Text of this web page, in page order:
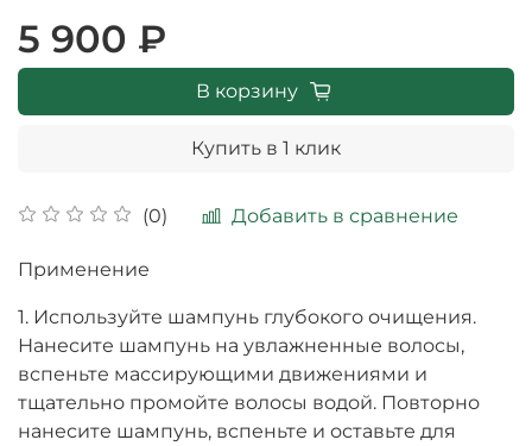
(0) Добавить в сравнение
5 900 ₽
В корзину
Купить в 1 клик
Применение
1. Используйте шампунь глубокого очищения.
Нанесите шампунь на увлажненные волосы,
вспеньте массирующими движениями и
тщательно промойте волосы водой. Повторно
нанесите шампунь, вспеньте и оставьте для